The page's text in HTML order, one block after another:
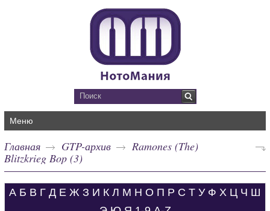
Меню
Главная GTP-архив
Ramones (The)
Blitzkrieg Bop (3)
А Б В Г Д Е Ж З И К Л М Н О П Р С Т У Ф Х Ц Ч Ш